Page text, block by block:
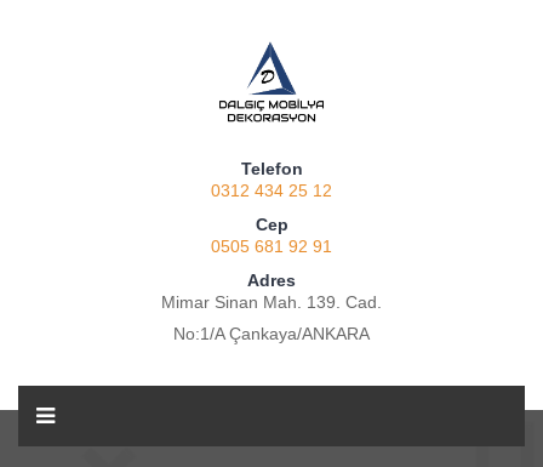
Telefon
0312 434 25 12
Cep
0505 681 92 91
Adres
Mimar Sinan Mah. 139. Cad.
No:1/A Çankaya/ANKARA